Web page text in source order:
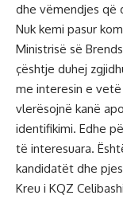
dhe vëmendjes që
Nuk kemi pasur
Ministrisë së
çështje duhej
me interesin e
vlerësojnë kanë
identifikimi. Edhe
të interesuara.
kandidatët dhe
Kreu i KQZ